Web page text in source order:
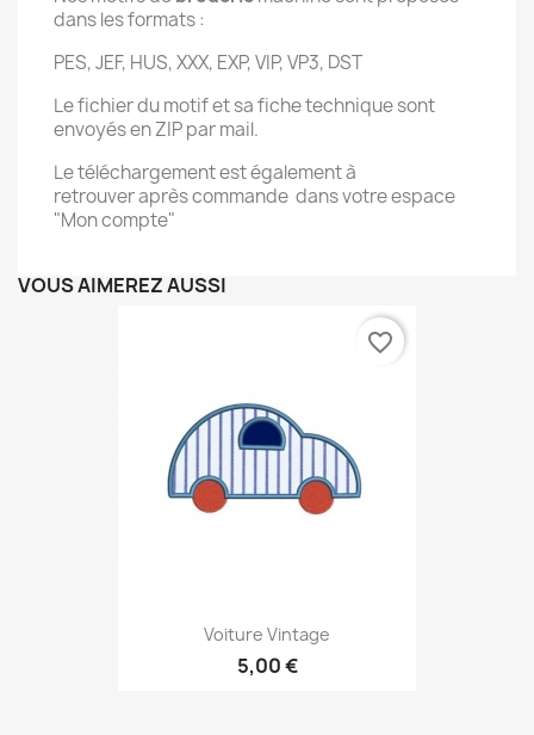
dans les formats :
PES, JEF, HUS, XXX, EXP, VIP, VP3, DST
Le fichier du motif et sa fiche technique sont
envoyés en ZIP par mail.
Le téléchargement est également à
retrouver après commande dans votre espace
"Mon compte"
VOUS AIMEREZ AUSSI
Voiture Vintage
5,00 €
favorite_border